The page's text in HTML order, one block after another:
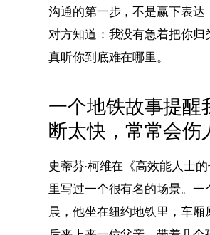
沟通的第一步，不是赢下表达
对方知道：我没有急着把你归
真听你到底难在哪里。
一个地铁故事提醒
断太快，常常会伤
史蒂芬·柯维在《高效能人士的
里写过一个很有名的场景。一
晨，他坐在纽约地铁里，车厢